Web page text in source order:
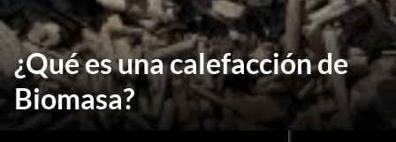
¿Qué es una calefacción de
Biomasa?